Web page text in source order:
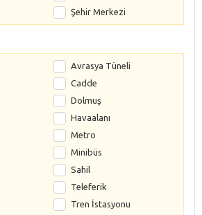
Şehir Merkezi
Avrasya Tüneli
Cadde
Dolmuş
Havaalanı
Metro
Minibüs
Sahil
Teleferik
Tren İstasyonu